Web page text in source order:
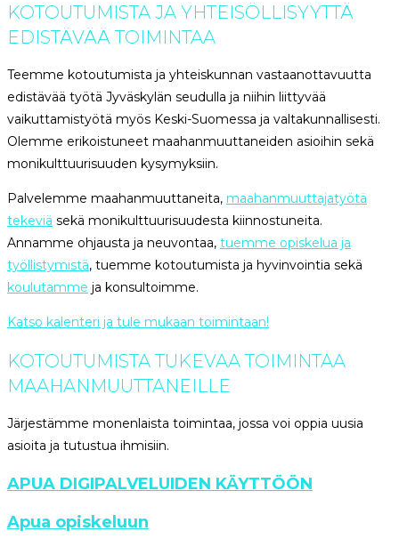
KOTOUTUMISTA JA YHTEISÖLLISYYTTÄ
EDISTÄVÄÄ TOIMINTAA
Teemme kotoutumista ja yhteiskunnan vastaanottavuutta
edistävää työtä Jyväskylän seudulla ja niihin liittyvää
vaikuttamistyötä myös Keski-Suomessa ja valtakunnallisesti.
Olemme erikoistuneet maahanmuuttaneiden asioihin sekä
monikulttuurisuuden kysymyksiin.
Palvelemme maahanmuuttaneita, maahanmuuttajatyötä
tekeviä sekä monikulttuurisuudesta kiinnostuneita.
Annamme ohjausta ja neuvontaa, tuemme opiskelua ja
työllistymistä, tuemme kotoutumista ja hyvinvointia sekä
koulutamme ja konsultoimme.
Katso kalenteri ja tule mukaan toimintaan!
KOTOUTUMISTA TUKEVAA TOIMINTAA
MAAHAN­MUUTTANEILLE
Järjestämme monenlaista toimintaa, jossa voi oppia uusia
asioita ja tutustua ihmisiin.
APUA DIGIPALVELUIDEN KÄYTTÖÖN
Apua opiskeluun